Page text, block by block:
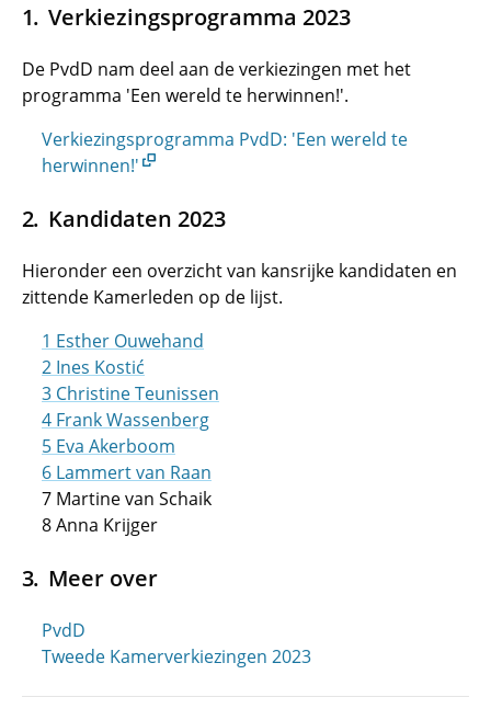
Verkiezingsprogramma 2023
De PvdD nam deel aan de verkiezingen met het
programma 'Een wereld te herwinnen!'.
Verkiezingsprogramma PvdD: 'Een wereld te
herwinnen!'
Kandidaten 2023
Hieronder een overzicht van kansrijke kandidaten en
zittende Kamerleden op de lijst.
1 Esther Ouwehand
2 Ines Kostić
3 Christine Teunissen
4 Frank Wassenberg
5 Eva Akerboom
6 Lammert van Raan
7 Martine van Schaik
8 Anna Krijger
Meer over
PvdD
Tweede Kamerverkiezingen 2023